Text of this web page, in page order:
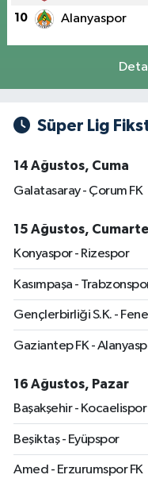
10 Alanyaspor
Süper Lig
14 Ağustos, Cuma
Galatasaray - Çorum FK
15 Ağustos,
Konyaspor - Rizespor
Kasımpaşa -
Gençlerbirliği S.K. -
Gaziantep FK -
16 Ağustos, Pazar
Başakşehir - Kocaelispor
Beşiktaş - Eyüpspor
Amed - Erzurumspor FK